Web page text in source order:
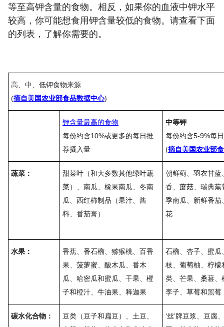
等至高钾含量的食物。相反，如果你的血液中钾水平
较高，你可能想食用钾含量较低的食物。请查看下面
的列表，了解你需要的。
高、中、低钾食物来源
(摘自美国农业部食品数据中心)
钾含量最高的食物
每份约含10%或更多的每日推
荐摄入量
中等钾
每份约含5-9%每
(摘自美国农业部
蔬菜：
甜菜叶（和大多数其他绿叶蔬
菜）、南瓜、橡果南瓜、冬南
瓜、西红柿制品（果汁、酱
料、番茄膏）
朝鲜蓟、羽衣甘蓝
香、蘑菇、瑞典蕪
季南瓜、新鲜番茄
花
水果：
香蕉、番石榴、猕猴桃、百香
果、菠萝蜜、酸木瓜、番木
瓜、哈密瓜和蜜瓜、干果、橙
子和橙汁、牛油果、释迦果
石榴、杏子、蜜瓜
枝、葡萄柚、柠檬
类、芒果、桑葚、
李子、草莓和黑莓
碳水化合物：
豆类（豆子和扁豆）、土豆、
‘丝’牌豆浆、豆腐